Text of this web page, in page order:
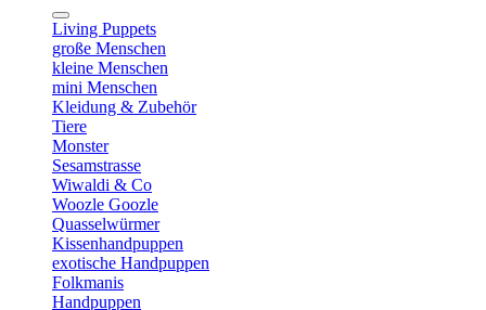
Living Puppets
große Menschen
kleine Menschen
mini Menschen
Kleidung & Zubehör
Tiere
Monster
Sesamstrasse
Wiwaldi & Co
Woozle Goozle
Quasselwürmer
Kissenhandpuppen
exotische Handpuppen
Folkmanis
Handpuppen